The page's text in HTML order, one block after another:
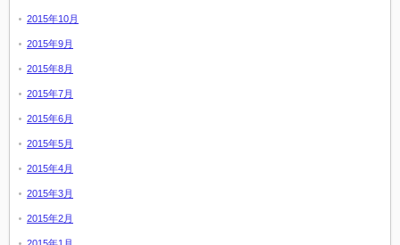
2015年10月
2015年9月
2015年8月
2015年7月
2015年6月
2015年5月
2015年4月
2015年3月
2015年2月